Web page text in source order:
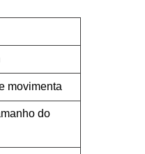
movimenta
do